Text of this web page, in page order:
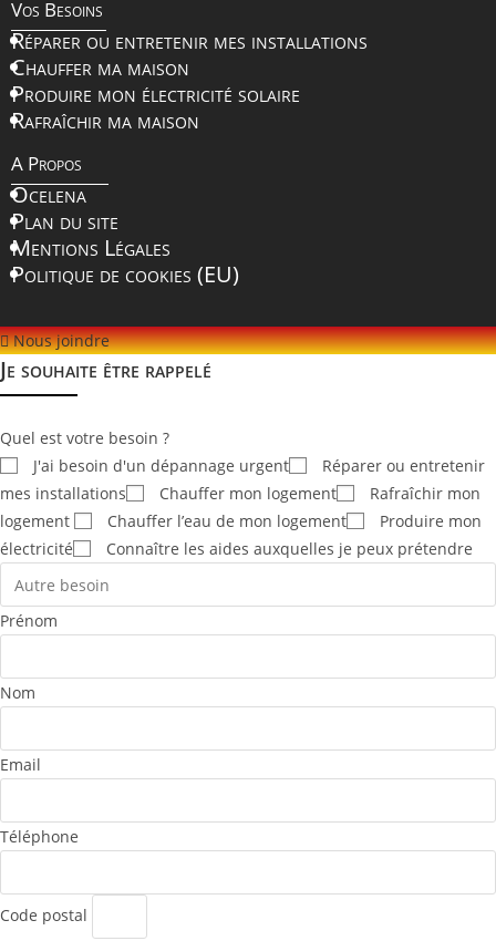
Vos Besoins
Réparer ou entretenir mes installations
Chauffer ma maison
Produire mon électricité solaire
Rafraîchir ma maison
A Propos
Ocelena
Plan du site
Mentions Légales
Politique de cookies (EU)
Nous joindre
Je souhaite être rappelé
Quel est votre besoin ?
J'ai besoin d'un dépannage urgent
Réparer ou entretenir
mes installations
Chauffer mon logement
Rafraîchir mon
logement
Chauffer l’eau de mon logement
Produire mon
électricité
Connaître les aides auxquelles je peux prétendre
Prénom
Nom
Email
Téléphone
Code postal